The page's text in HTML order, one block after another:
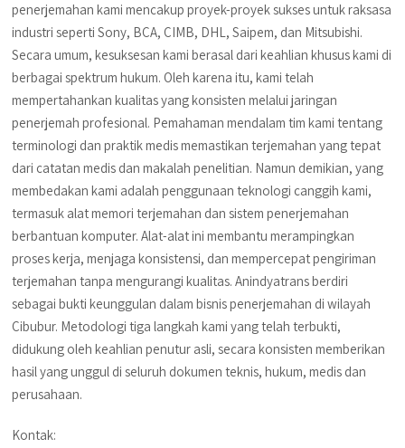
penerjemahan kami mencakup proyek-proyek sukses untuk raksasa
industri seperti Sony, BCA, CIMB, DHL, Saipem, dan Mitsubishi.
Secara umum, kesuksesan kami berasal dari keahlian khusus kami di
berbagai spektrum hukum. Oleh karena itu, kami telah
mempertahankan kualitas yang konsisten melalui jaringan
penerjemah profesional. Pemahaman mendalam tim kami tentang
terminologi dan praktik medis memastikan terjemahan yang tepat
dari catatan medis dan makalah penelitian. Namun demikian, yang
membedakan kami adalah penggunaan teknologi canggih kami,
termasuk alat memori terjemahan dan sistem penerjemahan
berbantuan komputer. Alat-alat ini membantu merampingkan
proses kerja, menjaga konsistensi, dan mempercepat pengiriman
terjemahan tanpa mengurangi kualitas. Anindyatrans berdiri
sebagai bukti keunggulan dalam bisnis penerjemahan di wilayah
Cibubur. Metodologi tiga langkah kami yang telah terbukti,
didukung oleh keahlian penutur asli, secara konsisten memberikan
hasil yang unggul di seluruh dokumen teknis, hukum, medis dan
perusahaan.
Kontak: